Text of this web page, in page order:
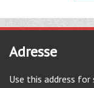
Adresse
Use this address